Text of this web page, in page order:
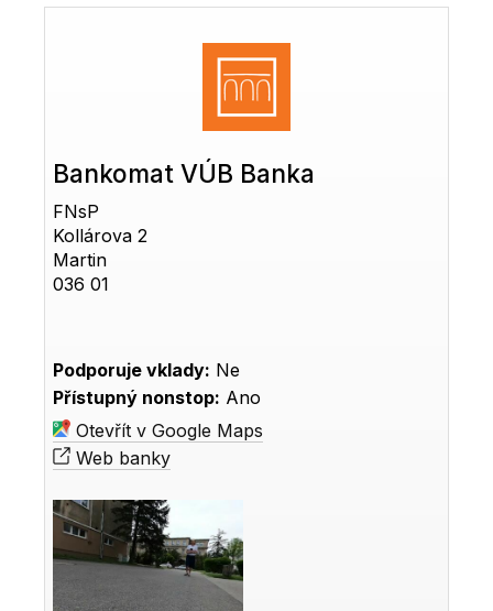
Bankomat VÚB Banka
FNsP
Kollárova 2
Martin
036 01
Podporuje vklady: Ne
Přístupný nonstop: Ano
Otevřít v Google Maps
Web banky